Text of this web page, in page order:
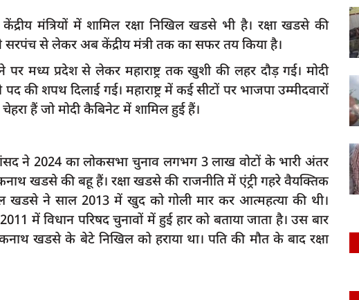
मंत्रियों में शामिल रक्षा निखिल खडसे भी है। रक्षा खडसे की
सरपंच से लेकर अब केंद्रीय मंत्री तक का सफर तय किया है।
मध्य प्रदेश से लेकर महाराष्ट्र तक खुशी की लहर दौड़ गई। मोदी
की शपथ दिलाई गई। महाराष्ट्र में कई सीटों पर भाजपा उम्मीदवारों
हैं जो मोदी कैबिनेट में शामिल हुई हैं।
ने 2024 का लोकसभा चुनाव लगभग 3 लाख वोटों के भारी अंतर
खडसे की बहू हैं। रक्षा खडसे की राजनीति में एंट्री गहरे वैयक्तिक
ने साल 2013 में खुद को गोली मार कर आत्महत्या की थी।
में विधान परिषद चुनावों में हुई हार को बताया जाता है। उस बार
खडसे के बेटे निखिल को हराया था। पति की मौत के बाद रक्षा